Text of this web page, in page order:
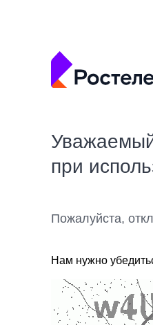
при
Пожалуйста,
Нам нужно